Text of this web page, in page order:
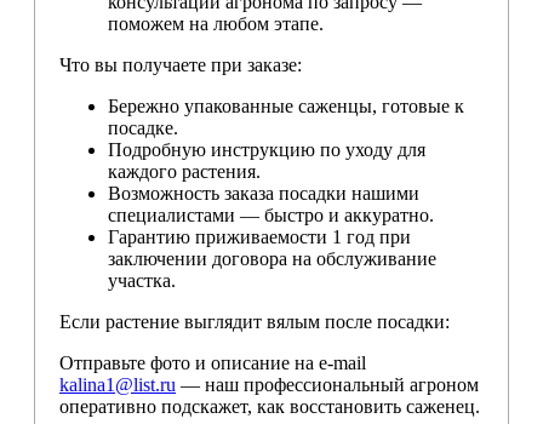
поможем на любом этапе.
Что вы получаете при заказе:
Бережно упакованные саженцы, готовые к
посадке.
Подробную инструкцию по уходу для
каждого растения.
Возможность заказа посадки нашими
специалистами — быстро и аккуратно.
Гарантию приживаемости 1 год при
заключении договора на обслуживание
участка.
Если растение выглядит вялым после посадки:
Отправьте фото и описание на e-mail
kalina1@list.ru — наш профессиональный агроном
оперативно подскажет, как восстановить саженец.